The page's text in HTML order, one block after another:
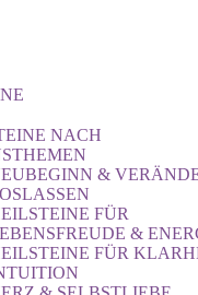
NACH
&
FÜR
&
FÜR